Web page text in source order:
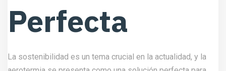
Perfecta
La sostenibilidad es un tema crucial en la actualidad, y la